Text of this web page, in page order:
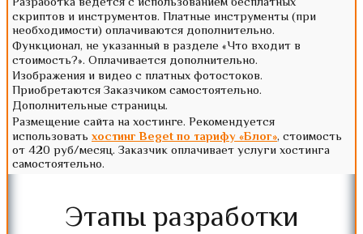
скриптов и инструментов. Платные инструменты (при
необходимости) оплачиваются дополнительно.
Функционал, не указанный в разделе «Что входит в
стоимость?». Оплачивается дополнительно.
Изображения и видео с платных фотостоков.
Приобретаются Заказчиком самостоятельно.
Дополнительные страницы.
Размещение сайта на хостинге. Рекомендуется
использовать хостинг Beget по тарифу «Блог», стоимость
от 420 руб/месяц. Заказчик оплачивает услуги хостинга
самостоятельно.
Этапы разработки